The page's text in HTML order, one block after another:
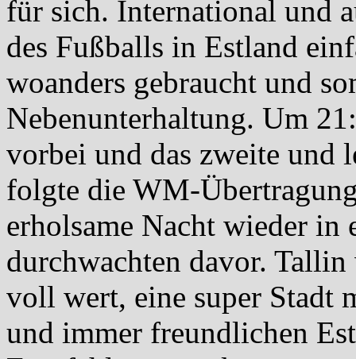
für sich. International und
des Fußballs in Estland
woanders gebraucht und
Nebenunterhaltung. Um
vorbei und das zweite und
folgte die WM-
erholsame Nacht wieder in
durchwachten davor.
voll wert, eine super Stadt
und immer freundlichen